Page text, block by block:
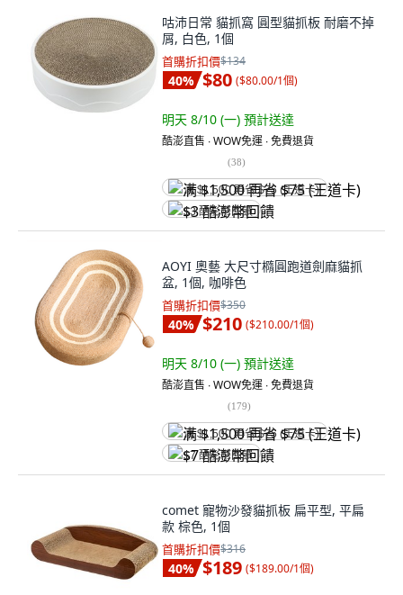
咕沛日常 貓抓窩 圓型貓抓板 耐磨不掉
屑, 白色, 1個
首購折扣價$134
40% $80 ($80.00/1個)
明天 8/10 (一) 預計送達
酷澎直售 ∙ WOW免運 ∙ 免費退貨
(38)
满 $1,500 再省 $75 (王道卡)
$3 酷澎幣回饋
AOYI 奧藝 大尺寸橢圓跑道劍麻貓抓
盆, 1個, 咖啡色
首購折扣價$350
40% $210 ($210.00/1個)
明天 8/10 (一) 預計送達
酷澎直售 ∙ WOW免運 ∙ 免費退貨
(179)
满 $1,500 再省 $75 (王道卡)
$7 酷澎幣回饋
comet 寵物沙發貓抓板 扁平型, 平扁
款 棕色, 1個
首購折扣價$316
40% $189 ($189.00/1個)